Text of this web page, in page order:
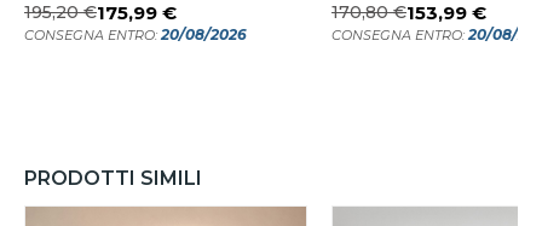
195,20 €175,99 €
CONSEGNA ENTRO:20/08/2026
170,80 €153,99 €
CONSEGNA ENTRO:20/08/
PRODOTTI SIMILI